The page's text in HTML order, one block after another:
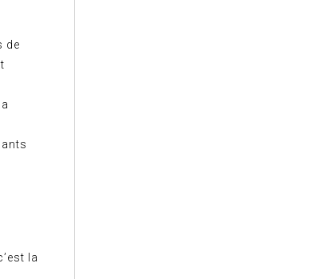
de
la